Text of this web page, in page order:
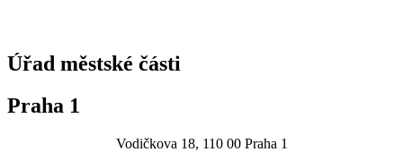
Úřad městské části
Praha 1
Vodičkova 18, 110 00 Praha 1